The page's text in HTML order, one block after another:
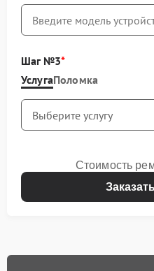
Шаг №3
УслугаПоломка
Стоимость